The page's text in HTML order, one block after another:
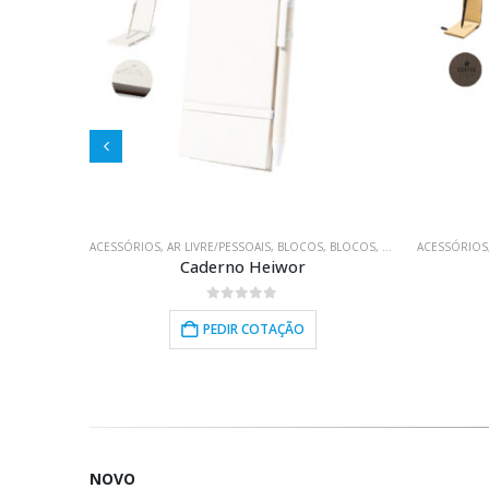
BRINDES PROMOCIONAIS,ELECTRÓNICA/USB,EQUIPAMENTOS ESCOLHA
ACESSÓRIOS, AR LIVRE/PESSOAIS, BLOCOS, BLOCOS, BRINDES
Caderno Heiwor
0out of 5
PEDIR COTAÇÃO
ACESSÓRIOS,
NOVO